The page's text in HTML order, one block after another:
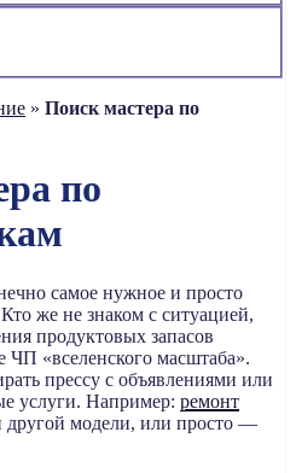
» Поиск мастера по
по
самое нужное и просто
же не знаком с ситуацией,
продуктовых запасов
ЧП «вселенского масштаба».
прессу с объявлениями или
услуги. Например: ремонт
другой модели, или просто —